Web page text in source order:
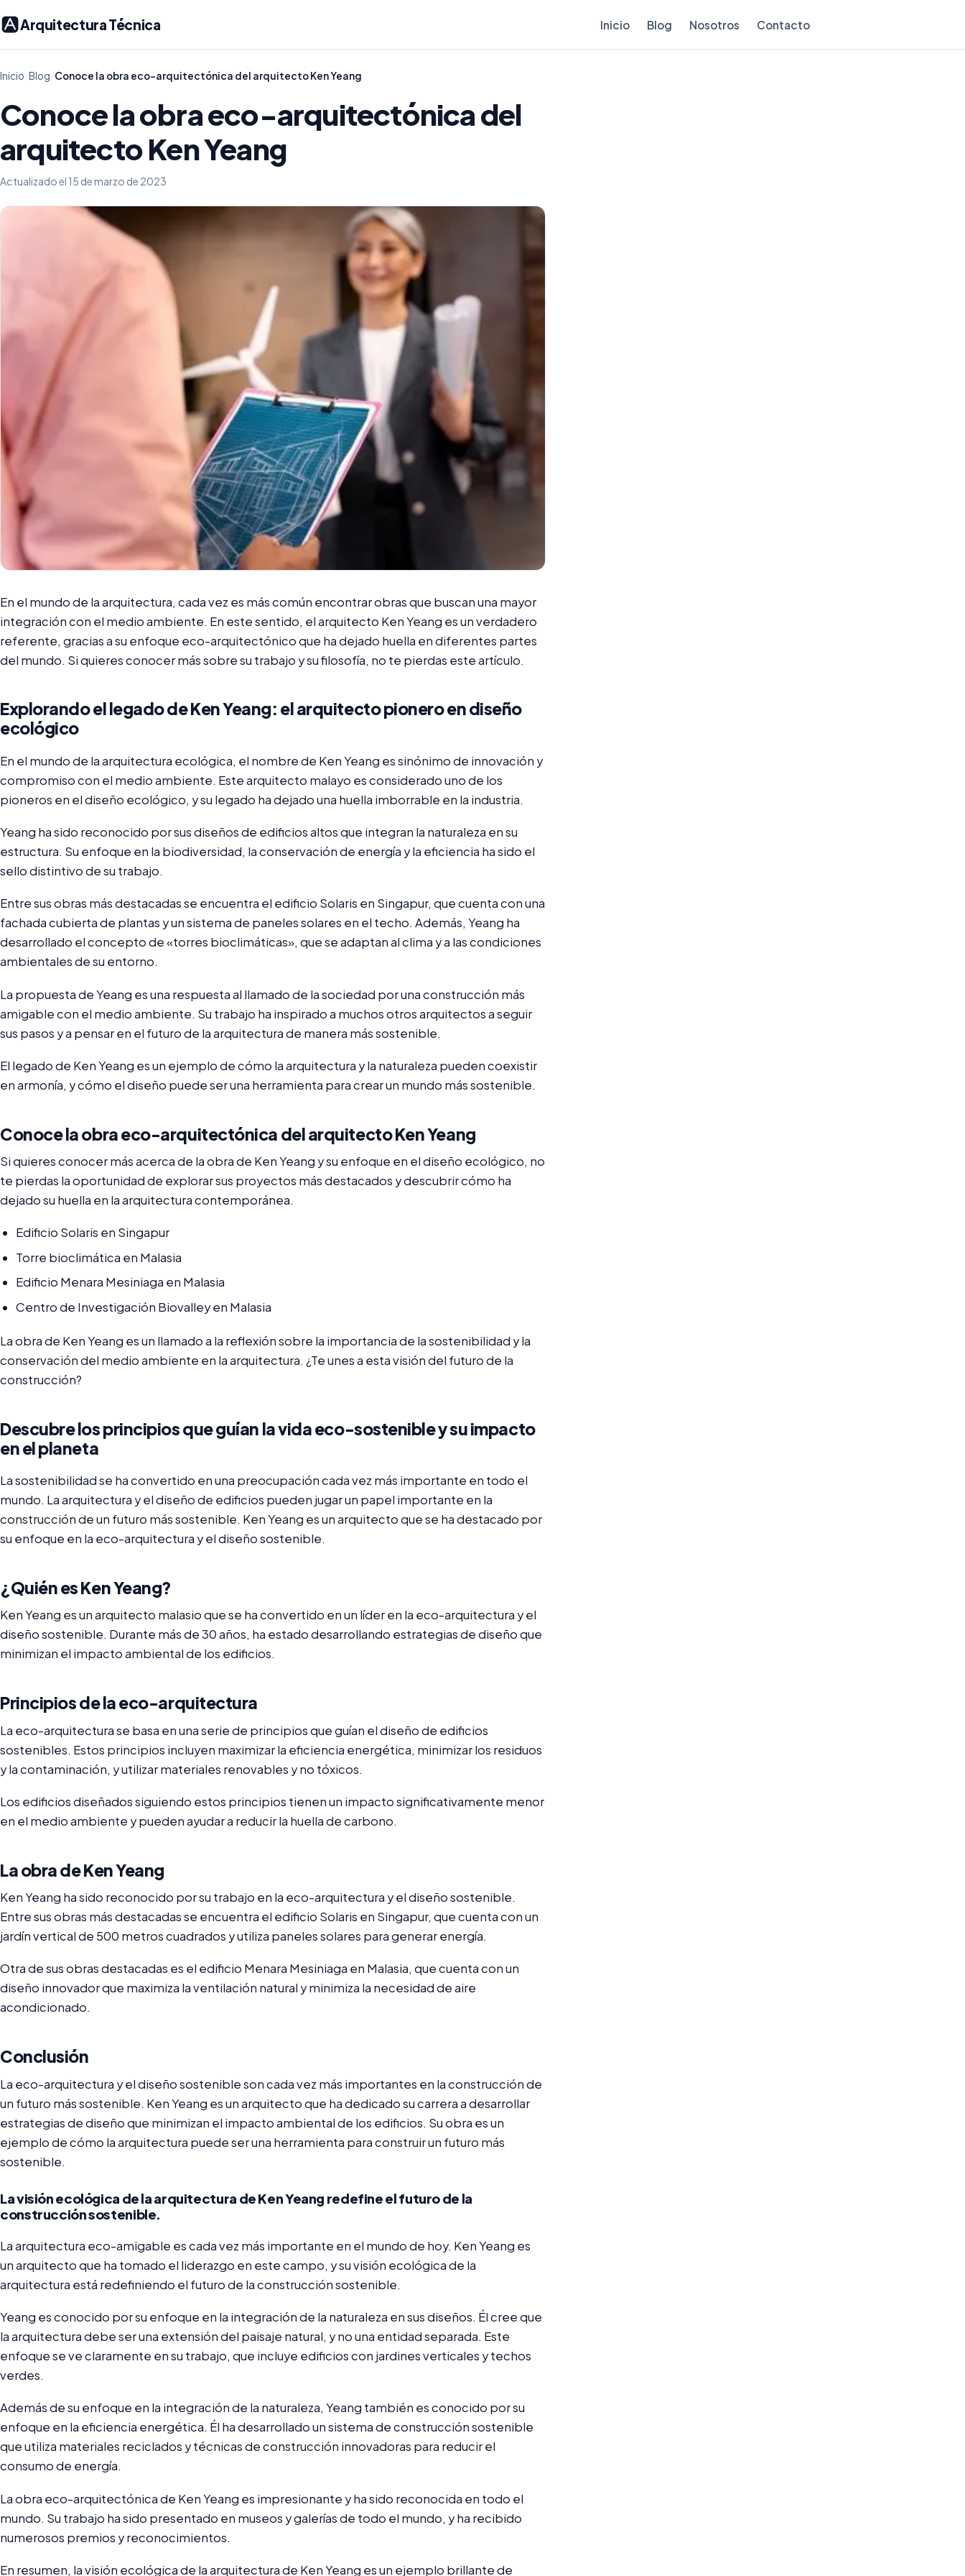
Arquitectura Técnica Inicio Blog Nosotros Contacto
Inicio/Blog/Conoce la obra eco-arquitectónica del arquitecto Ken Yeang
Conoce la obra eco-arquitectónica del
arquitecto Ken Yeang
Actualizado el 15 de marzo de 2023
En el mundo de la arquitectura, cada vez es más común encontrar obras que buscan una mayor
integración con el medio ambiente. En este sentido, el arquitecto Ken Yeang es un verdadero
referente, gracias a su enfoque eco-arquitectónico que ha dejado huella en diferentes partes
del mundo. Si quieres conocer más sobre su trabajo y su filosofía, no te pierdas este artículo.
Explorando el legado de Ken Yeang: el arquitecto pionero en diseño
ecológico
En el mundo de la arquitectura ecológica, el nombre de Ken Yeang es sinónimo de innovación y
compromiso con el medio ambiente. Este arquitecto malayo es considerado uno de los
pioneros en el diseño ecológico, y su legado ha dejado una huella imborrable en la industria.
Yeang ha sido reconocido por sus diseños de edificios altos que integran la naturaleza en su
estructura. Su enfoque en la biodiversidad, la conservación de energía y la eficiencia ha sido el
sello distintivo de su trabajo.
Entre sus obras más destacadas se encuentra el edificio Solaris en Singapur, que cuenta con una
fachada cubierta de plantas y un sistema de paneles solares en el techo. Además, Yeang ha
desarrollado el concepto de «torres bioclimáticas», que se adaptan al clima y a las condiciones
ambientales de su entorno.
La propuesta de Yeang es una respuesta al llamado de la sociedad por una construcción más
amigable con el medio ambiente. Su trabajo ha inspirado a muchos otros arquitectos a seguir
sus pasos y a pensar en el futuro de la arquitectura de manera más sostenible.
El legado de Ken Yeang es un ejemplo de cómo la arquitectura y la naturaleza pueden coexistir
en armonía, y cómo el diseño puede ser una herramienta para crear un mundo más sostenible.
Conoce la obra eco-arquitectónica del arquitecto Ken Yeang
Si quieres conocer más acerca de la obra de Ken Yeang y su enfoque en el diseño ecológico, no
te pierdas la oportunidad de explorar sus proyectos más destacados y descubrir cómo ha
dejado su huella en la arquitectura contemporánea.
Edificio Solaris en Singapur
Torre bioclimática en Malasia
Edificio Menara Mesiniaga en Malasia
Centro de Investigación Biovalley en Malasia
La obra de Ken Yeang es un llamado a la reflexión sobre la importancia de la sostenibilidad y la
conservación del medio ambiente en la arquitectura. ¿Te unes a esta visión del futuro de la
construcción?
Descubre los principios que guían la vida eco-sostenible y su impacto
en el planeta
La sostenibilidad se ha convertido en una preocupación cada vez más importante en todo el
mundo. La arquitectura y el diseño de edificios pueden jugar un papel importante en la
construcción de un futuro más sostenible. Ken Yeang es un arquitecto que se ha destacado por
su enfoque en la eco-arquitectura y el diseño sostenible.
¿Quién es Ken Yeang?
Ken Yeang es un arquitecto malasio que se ha convertido en un líder en la eco-arquitectura y el
diseño sostenible. Durante más de 30 años, ha estado desarrollando estrategias de diseño que
minimizan el impacto ambiental de los edificios.
Principios de la eco-arquitectura
La eco-arquitectura se basa en una serie de principios que guían el diseño de edificios
sostenibles. Estos principios incluyen maximizar la eficiencia energética, minimizar los residuos
y la contaminación, y utilizar materiales renovables y no tóxicos.
Los edificios diseñados siguiendo estos principios tienen un impacto significativamente menor
en el medio ambiente y pueden ayudar a reducir la huella de carbono.
La obra de Ken Yeang
Ken Yeang ha sido reconocido por su trabajo en la eco-arquitectura y el diseño sostenible.
Entre sus obras más destacadas se encuentra el edificio Solaris en Singapur, que cuenta con un
jardín vertical de 500 metros cuadrados y utiliza paneles solares para generar energía.
Otra de sus obras destacadas es el edificio Menara Mesiniaga en Malasia, que cuenta con un
diseño innovador que maximiza la ventilación natural y minimiza la necesidad de aire
acondicionado.
Conclusión
La eco-arquitectura y el diseño sostenible son cada vez más importantes en la construcción de
un futuro más sostenible. Ken Yeang es un arquitecto que ha dedicado su carrera a desarrollar
estrategias de diseño que minimizan el impacto ambiental de los edificios. Su obra es un
ejemplo de cómo la arquitectura puede ser una herramienta para construir un futuro más
sostenible.
La visión ecológica de la arquitectura de Ken Yeang redefine el futuro de la
construcción sostenible.
La arquitectura eco-amigable es cada vez más importante en el mundo de hoy. Ken Yeang es
un arquitecto que ha tomado el liderazgo en este campo, y su visión ecológica de la
arquitectura está redefiniendo el futuro de la construcción sostenible.
Yeang es conocido por su enfoque en la integración de la naturaleza en sus diseños. Él cree que
la arquitectura debe ser una extensión del paisaje natural, y no una entidad separada. Este
enfoque se ve claramente en su trabajo, que incluye edificios con jardines verticales y techos
verdes.
Además de su enfoque en la integración de la naturaleza, Yeang también es conocido por su
enfoque en la eficiencia energética. Él ha desarrollado un sistema de construcción sostenible
que utiliza materiales reciclados y técnicas de construcción innovadoras para reducir el
consumo de energía.
La obra eco-arquitectónica de Ken Yeang es impresionante y ha sido reconocida en todo el
mundo. Su trabajo ha sido presentado en museos y galerías de todo el mundo, y ha recibido
numerosos premios y reconocimientos.
En resumen, la visión ecológica de la arquitectura de Ken Yeang es un ejemplo brillante de